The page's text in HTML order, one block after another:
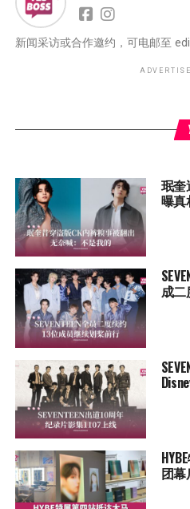
新闻采访或合作邀约，可电邮至
珉奎
曝真
成
团